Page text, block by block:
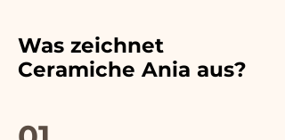
werden ihn umgehend
ersetzen!
außerdem finden Sie in allen
Anzeigen unserer Artikel das
Was zeichnet
Ceramiche Ania aus?